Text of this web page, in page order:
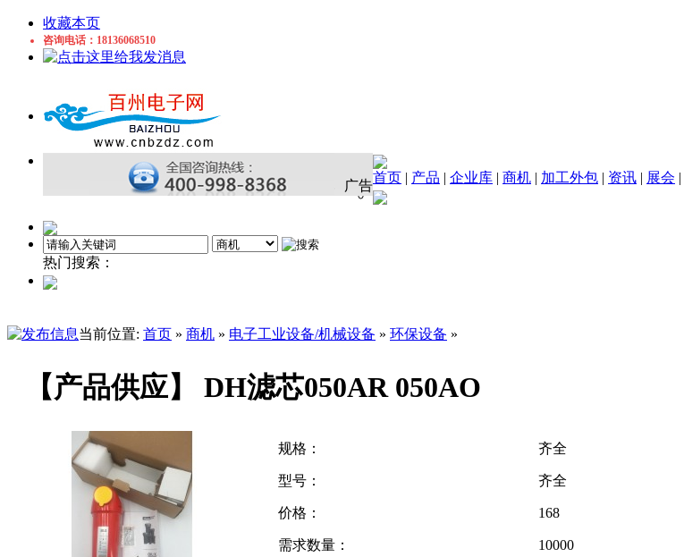
收藏本页
咨询电话：18136068510
广告
首页 | 产品 | 企业库 | 商机 | 加工外包 | 资讯 | 展会 |
热门搜索：
当前位置: 首页 » 商机 » 电子工业设备/机械设备 » 环保设备 »
【产品供应】 DH滤芯050AR 050AO
规格： 齐全
型号： 齐全
价格： 168
需求数量： 10000